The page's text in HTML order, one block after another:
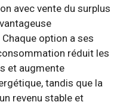
avec vente du surplus
option a ses
réduit les
et augmente
tandis que la
revenu stable et